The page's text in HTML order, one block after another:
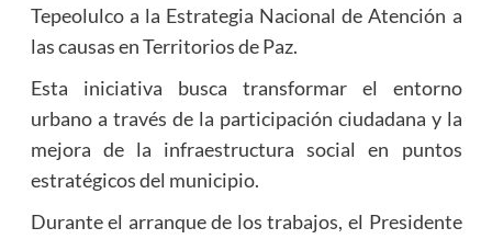
Tepeolulco a la Estrategia Nacional de Atención a
las causas en Territorios de Paz.
Esta iniciativa busca transformar el entorno
urbano a través de la participación ciudadana y la
mejora de la infraestructura social en puntos
estratégicos del municipio.
Durante el arranque de los trabajos, el Presidente